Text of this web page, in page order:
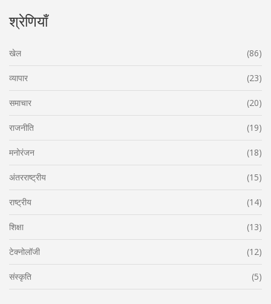
श्रेणियाँ
खेल (86)
व्यापार (23)
समाचार (20)
राजनीति (19)
मनोरंजन (18)
अंतरराष्ट्रीय (15)
राष्ट्रीय (14)
शिक्षा (13)
टेक्नोलॉजी (12)
संस्कृति (5)